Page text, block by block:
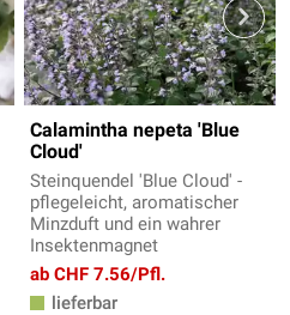
Calamintha nepeta 'Blue
Cloud'
Steinquendel 'Blue Cloud' -
pflegeleicht, aromatischer
Minzduft und ein wahrer
Insektenmagnet
ab CHF 7.56/Pfl.
lieferbar